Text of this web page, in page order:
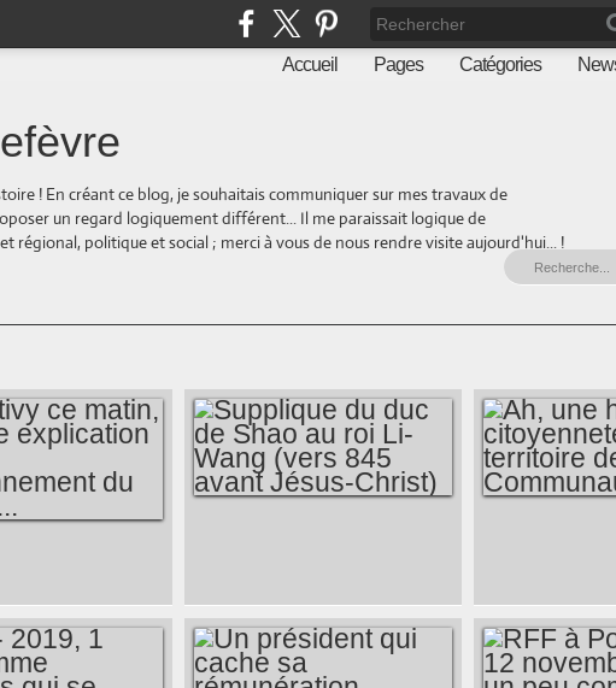
Accueil Pages Catégories
! En créant ce blog, je souhaitais communiquer sur mes travaux de
un regard logiquement différent... Il me paraissait logique de
régional, politique et social ; merci à vous de nous rendre visite aujourd'hui... !
NOUVELLE
SUR
DUC DE SHAO AU
ROI LI-WANG (VERS
845 AVANT JÉSUS-
DE
SUR LE